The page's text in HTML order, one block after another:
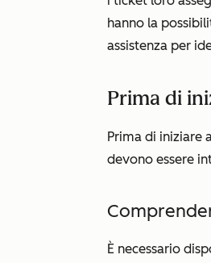
hanno la
assistenza per
Prima di
Prima di iniziare
devono essere
È necessario